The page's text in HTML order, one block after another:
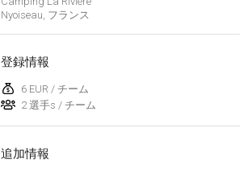
Nyoiseau フランス
登録情報
6 EUR / チーム
2 選手s / チーム
追加情報
Lumi Mölkky
Tournoi de la St Valentin
2018年2月10日
2018年2月11日